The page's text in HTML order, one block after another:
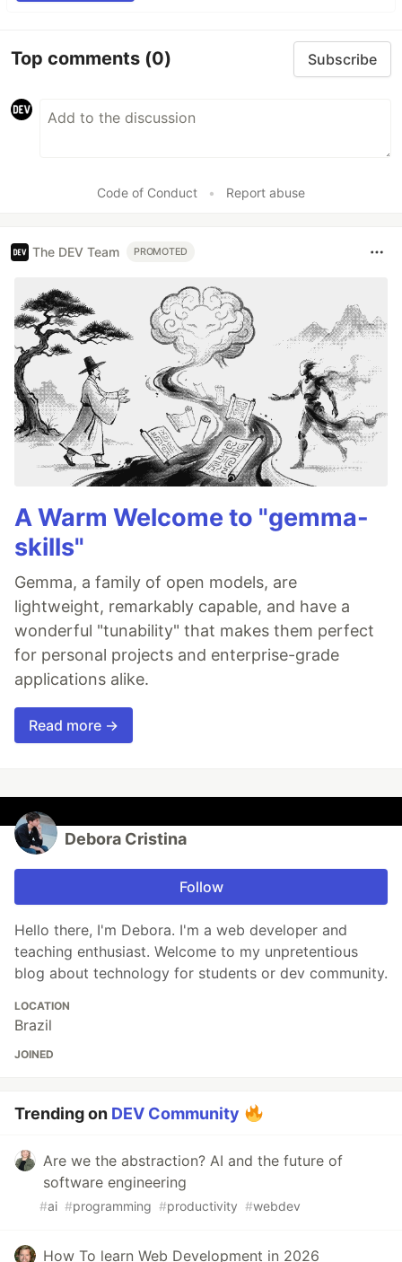
Top comments (0) Subscribe
Code of Conduct • Report abuse
The DEV Team PROMOTED
A Warm Welcome to "gemma-
skills"
Gemma, a family of open models, are
lightweight, remarkably capable, and have a
wonderful "tunability" that makes them perfect
for personal projects and enterprise-grade
applications alike.
Read more →
Debora Cristina
Follow
Hello there, I'm Debora. I'm a web developer and
teaching enthusiast. Welcome to my unpretentious
blog about technology for students or dev community.
LOCATION
Brazil
JOINED
Trending on DEV Community
Are we the abstraction? AI and the future of
software engineering
#ai #programming #productivity #webdev
How To learn Web Development in 2026